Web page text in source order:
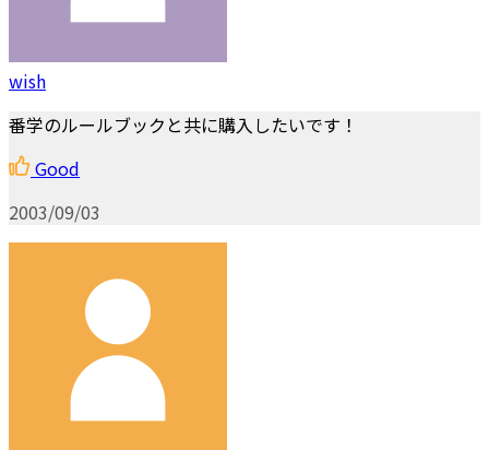
wish
番学のルールブックと共に購入したいです！
Good
2003/09/03